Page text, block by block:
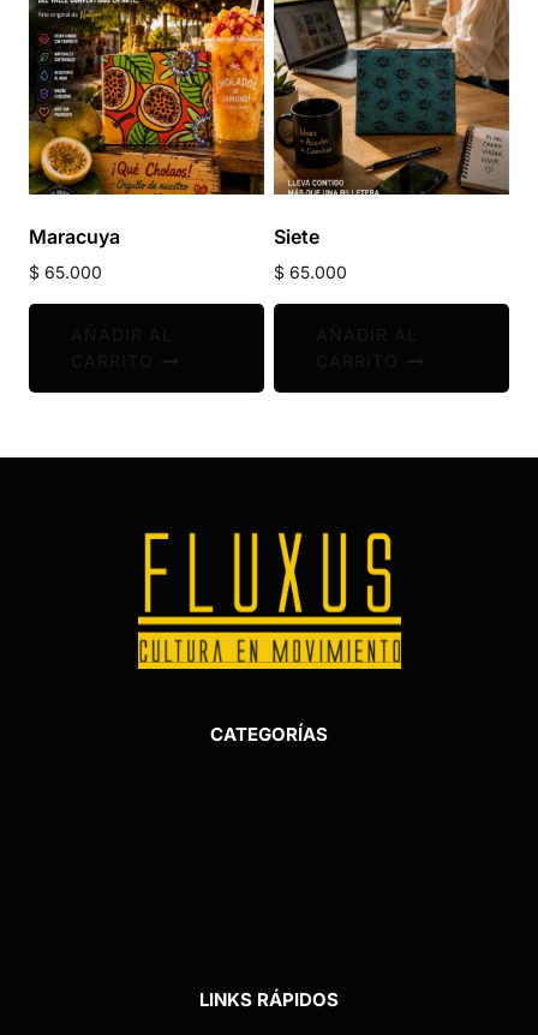
Maracuya
$ 65.000
AÑADIR AL
CARRITO
Siete
$ 65.000
AÑADIR AL
CARRITO
CATEGORÍAS
LINKS RÁPIDOS